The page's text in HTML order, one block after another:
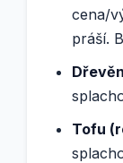
cena/
práší.
Tofu